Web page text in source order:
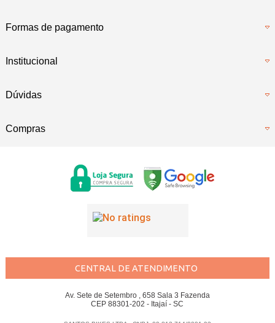
Formas de pagamento
Institucional
Dúvidas
Compras
CENTRAL DE ATENDIMENTO
Av. Sete de Setembro , 658 Sala 3 Fazenda
CEP 88301-202 - Itajaí - SC